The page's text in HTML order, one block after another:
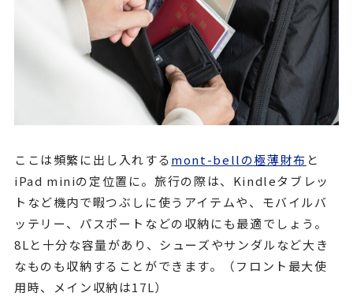
ここは頻繁に出し入れするmont-bellの極薄財布 と
iPad miniの定位置に。旅行の際は、Kindleタブレッ
トなど機内で暇つぶしに使うアイテムや、モバイルバ
ッテリー、パスポートなどの収納にも最適でしょう。
8Lと十分な容量があり、シューズやサンダルなど大き
なものも収納することができます。（フロント最大使
用時、メイン収納は17L）